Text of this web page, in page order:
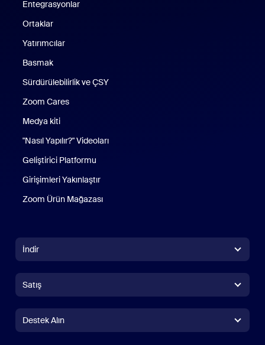
Entegrasyonlar
Ortaklar
Yatırımcılar
Basmak
Sürdürülebilirlik ve ÇSY
Zoom Cares
Medya kiti
"Nasıl Yapılır?" Videoları
Geliştirici Platformu
Girişimleri Yakınlaştır
Zoom Ürün Mağazası
İndir
Zoom Rooms UygulamasıZoom Rooms Uygulaması
Zoom Rooms Denetleyicisi
Satış
Satış Birimine Ulaşın
Destek Alın
Destek Alın